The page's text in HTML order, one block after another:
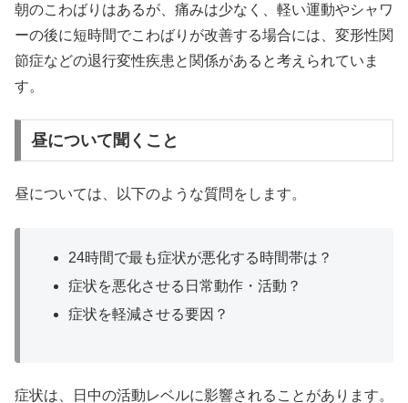
朝のこわばりはあるが、痛みは少なく、軽い運動やシャワ
ーの後に短時間でこわばりが改善する場合には、変形性関
節症などの退行変性疾患と関係があると考えられていま
す。
昼について聞くこと
昼については、以下のような質問をします。
24時間で最も症状が悪化する時間帯は？
症状を悪化させる日常動作・活動？
症状を軽減させる要因？
症状は、日中の活動レベルに影響されることがあります。